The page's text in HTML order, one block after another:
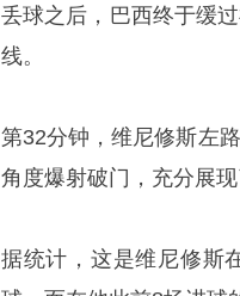
丢球之后，巴西终于缓
线。
第32分钟，维尼修斯左
角度爆射破门，充分展
据统计，这是维尼修斯